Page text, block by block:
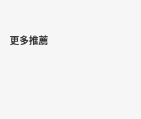
給孩子聽」，彷彿歷史「原音重
更多推薦